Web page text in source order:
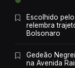
Escolhido
relembra
Bolsonaro
Gedeão
na Avenida